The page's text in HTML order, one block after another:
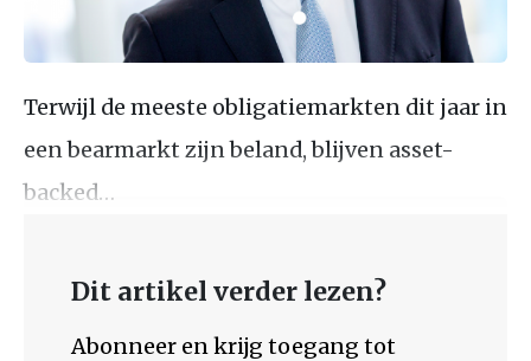
Terwijl de meeste obligatiemarkten dit jaar in
een bearmarkt zijn beland, blijven asset-
backed…
Dit artikel verder lezen?
Abonneer en krijg toegang tot